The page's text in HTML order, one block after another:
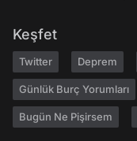
Keşfet
Twitter Deprem
Günlük Burç Yorumları
Bugün Ne Pişirsem